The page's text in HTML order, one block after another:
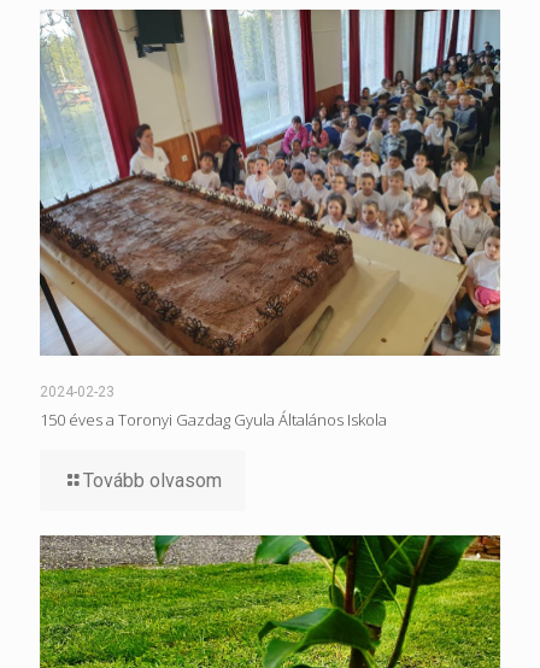
2024-02-23
150 éves a Toronyi Gazdag Gyula Általános Iskola
Tovább olvasom